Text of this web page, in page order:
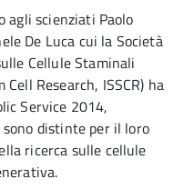
agli scienziati Paolo
De Luca cui la Società
Cellule Staminali
Research, ISSCR) ha
Service 2014,
distinte per il loro
ricerca sulle cellule